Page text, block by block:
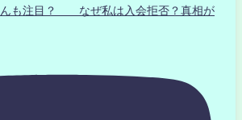
んも注目？ なぜ私は入会拒否？真相が